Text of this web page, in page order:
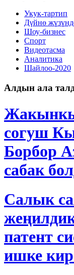
Укук-тартип
Дγйнө
Шоу-бизнес
Спорт
Видеотасма
Аналитика
Шайлоо-2020
Алдын ала
согуш
Борбор
сабак
Салык
патент
ишке